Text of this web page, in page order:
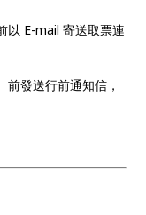
以 E-mail 寄送取票連
發送行前通知信，